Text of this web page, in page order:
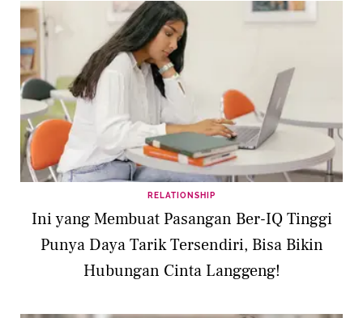
RELATIONSHIP
Ini yang Membuat Pasangan Ber-IQ Tinggi
Punya Daya Tarik Tersendiri, Bisa Bikin
Hubungan Cinta Langgeng!